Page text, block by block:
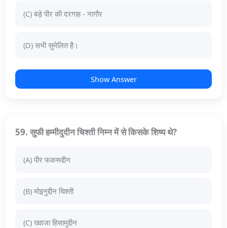
(C) बड़े पीर की दरगाह - नागौर
(D) सभी सुमेलित है।
Show Answer
59. सुफी हम्मीदुदीन चिश्ती निम्न में से किसके शिष्य थे?
(A) पीर फकरूद्दीन
(B) मोइनुद्दीन चिश्ती
(C) ख्वाजा हिसामुद्दीन